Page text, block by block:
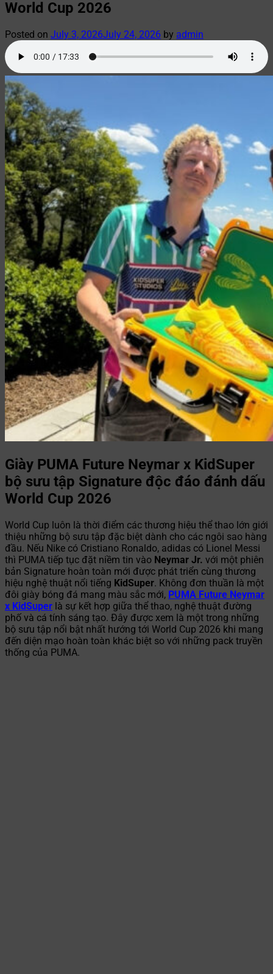
World Cup 2026
Posted on July 3, 2026July 24, 2026 by admin
Giày PUMA Future Neymar x KidSuper
bộ sưu tập Signature độc đáo đánh dấu
World Cup 2026
World Cup luôn là thời điểm các thương hiệu thể thao lớn giới
thiệu những bộ sưu tập đặc biệt dành cho các ngôi sao hàng
đầu. Nếu Nike có Cristiano Ronaldo, adidas có Lionel Messi
thì PUMA tiếp tục đặt niềm tin vào Neymar Jr. với một phiên
bản Signature hoàn toàn mới được phát triển cùng thương
hiệu nghệ thuật nổi tiếng KidSuper. Không đơn thuần là một
đôi giày bóng đá mang màu sắc mới, PUMA Future Neymar
x KidSuper là sự kết hợp giữa thể thao, nghệ thuật đường
phố và cá tính sáng tạo. Đây được xem là một trong những
bộ sưu tập nổi bật nhất hướng tới World Cup 2026 khi mang
đến diện mạo hoàn toàn khác biệt so với những pack truyền
thống của PUMA.